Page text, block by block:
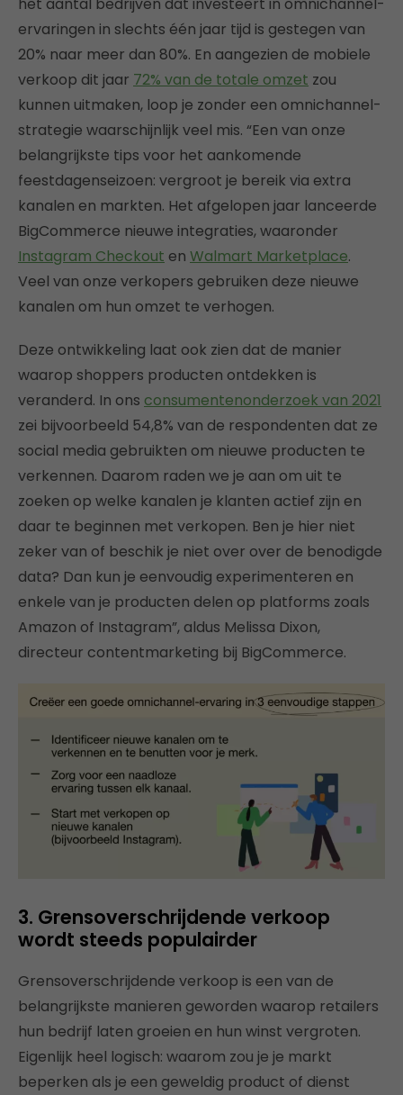
het aantal bedrijven dat investeert in omnichannel-
ervaringen in slechts één jaar tijd is gestegen van
20% naar meer dan 80%. En aangezien de mobiele
verkoop dit jaar 72% van de totale omzet zou
kunnen uitmaken, loop je zonder een omnichannel-
strategie waarschijnlijk veel mis. “Een van onze
belangrijkste tips voor het aankomende
feestdagenseizoen: vergroot je bereik via extra
kanalen en markten. Het afgelopen jaar lanceerde
BigCommerce nieuwe integraties, waaronder
Instagram Checkout en Walmart Marketplace.
Veel van onze verkopers gebruiken deze nieuwe
kanalen om hun omzet te verhogen.
Deze ontwikkeling laat ook zien dat de manier
waarop shoppers producten ontdekken is
veranderd. In ons consumentenonderzoek van 2021
zei bijvoorbeeld 54,8% van de respondenten dat ze
social media gebruikten om nieuwe producten te
verkennen. Daarom raden we je aan om uit te
zoeken op welke kanalen je klanten actief zijn en
daar te beginnen met verkopen. Ben je hier niet
zeker van of beschik je niet over over de benodigde
data? Dan kun je eenvoudig experimenteren en
enkele van je producten delen op platforms zoals
Amazon of Instagram”, aldus Melissa Dixon,
directeur contentmarketing bij BigCommerce.
3. Grensoverschrijdende verkoop
wordt steeds populairder
Grensoverschrijdende verkoop is een van de
belangrijkste manieren geworden waarop retailers
hun bedrijf laten groeien en hun winst vergroten.
Eigenlijk heel logisch: waarom zou je je markt
beperken als je een geweldig product of dienst